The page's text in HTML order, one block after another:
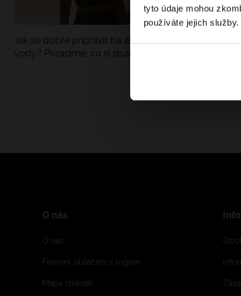
tyto údaje mohou
používáte jejich služby.
Jak se dobře připravit na aktivní den u
vody? Poradíme, co si sbalit
O nás
O nás
Firemní oblečení s logem
Mapa stránek